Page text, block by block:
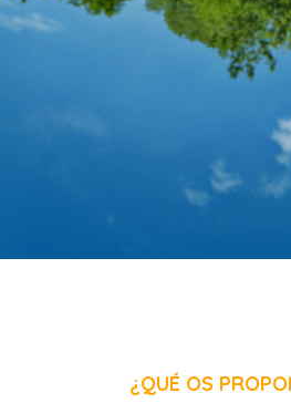
¿QUÉ OS